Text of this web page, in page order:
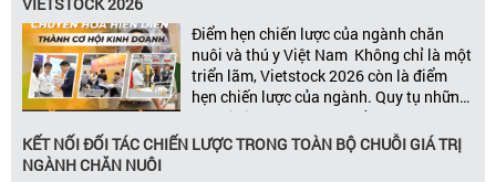
Điểm hẹn chiến lược của ngành chăn
nuôi và thú y Việt Nam Không chỉ là một
triển lãm, Vietstock 2026 còn là điểm
hẹn chiến lược của ngành. Quy tụ những
đơn vị kinh doanh hàng đầu, những lãnh
đạo và nhà cung cấp trong chuỗi giá
trị ngành, Vietstock mang đến nền tảng
KẾT NỐI ĐỐI TÁC CHIẾN LƯỢC TRONG TOÀN BỘ CHUỖI GIÁ TRỊ
NGÀNH CHĂN NUÔI